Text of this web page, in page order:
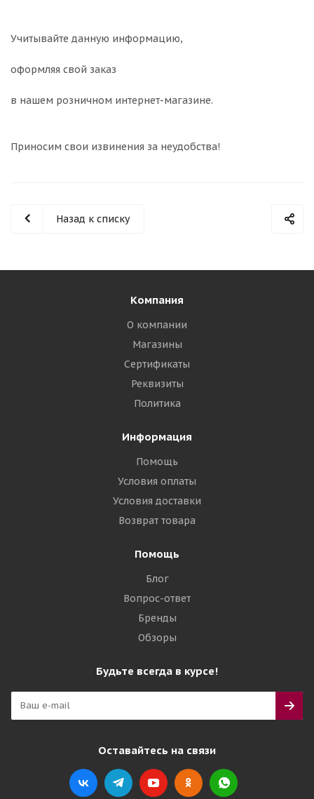
Учитывайте данную информацию,
оформляя свой заказ
в нашем розничном интернет-магазине.
Приносим свои извинения за неудобства!
Назад к списку
Компания
О компании
Магазины
Сертификаты
Реквизиты
Политика
Информация
Помощь
Условия оплаты
Условия доставки
Возврат товара
Помощь
Блог
Вопрос-ответ
Бренды
Обзоры
Будьте всегда в курсе!
Оставайтесь на связи